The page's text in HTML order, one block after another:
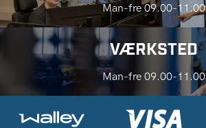
Man-fre 09.00-11.00
VÆRKSTED
Man-fre 09.00-11.00